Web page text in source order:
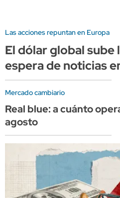
Las acciones repuntan en Europa
El dólar global sube
espera de noticias
Mercado cambiario
Real blue: a cuánto
agosto